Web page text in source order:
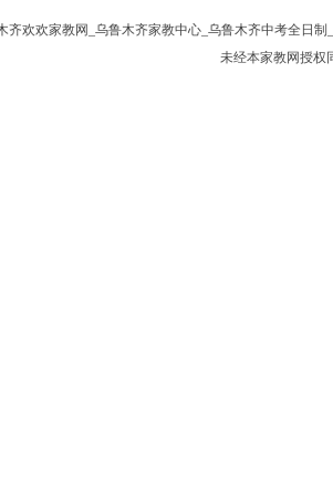
齐欢欢家教网_乌鲁木齐家教中心_乌鲁木齐中考全日
未经本家教网授权